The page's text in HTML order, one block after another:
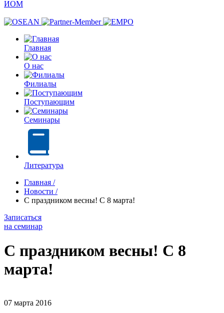
ИОМ
Главная
О нас
Филиалы
Поступающим
Семинары
Литература
Главная /
Новости /
С праздником весны! С 8 марта!
Записаться
на семинар
С праздником весны! С 8
марта!
07 марта 2016